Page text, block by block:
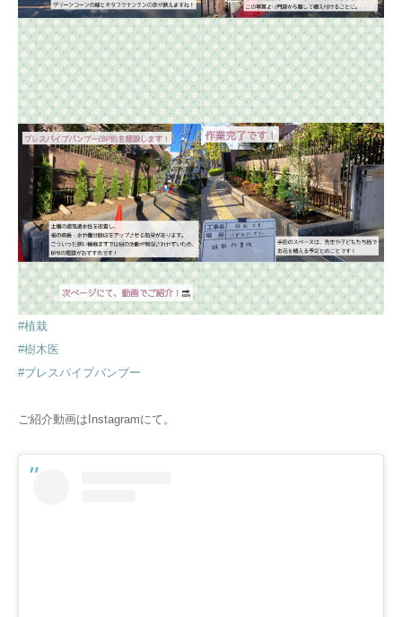
#植栽
#樹木医
#ブレスパイプバンブー
ご紹介動画はInstagramにて。